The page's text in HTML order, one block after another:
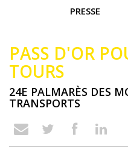
PRESSE
PASS D'OR
TOURS
24E PALMARÈS DES
TRANSPORTS